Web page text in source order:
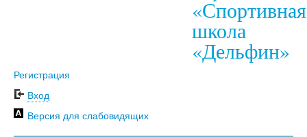
«Спортивная
школа
«Дельфин»
Регистрация
Вход
Версия для слабовидящих